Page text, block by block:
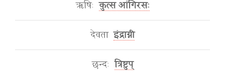
ऋषिः कुत्स आंगिरसः
देवता इंद्राग्नी
छन्दः त्रिष्टुप्